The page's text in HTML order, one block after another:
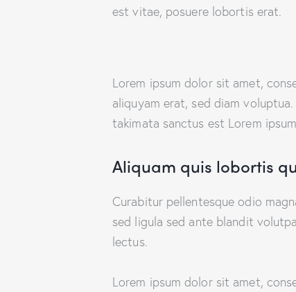
est vitae, posuere lobortis erat.
Lorem ipsum dolor sit amet,
aliquyam erat, sed diam
takimata sanctus est Lorem
Aliquam quis lobortis
Curabitur pellentesque odio
sed ligula sed ante blandit
lectus.
Lorem ipsum dolor sit amet,